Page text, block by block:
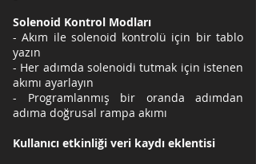
Solenoid Kontrol Modları
- Akım ile solenoid kontrolü için bir tablo
yazın
- Her adımda solenoidi tutmak için istenen
akımı ayarlayın
- Programlanmış bir oranda adımdan
adıma doğrusal rampa akımı
Kullanıcı etkinliği veri kaydı eklentisi